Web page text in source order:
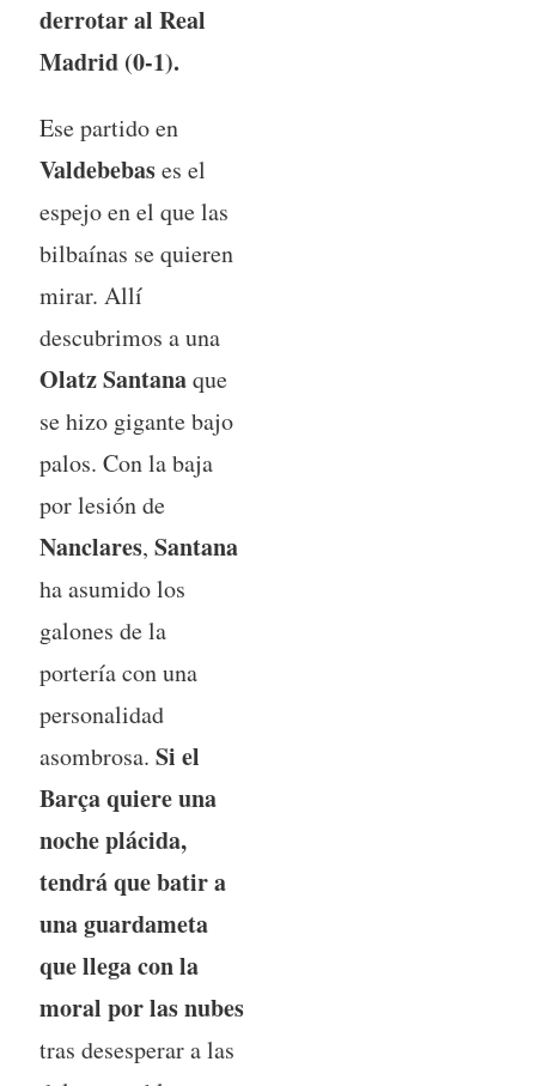
derrotar al Real
Madrid (0-1).
Ese partido en
Valdebebases el
espejo en el que las
bilbaínas se quieren
mirar. Allí
descubrimos a una
Olatz Santanaque
se hizo gigante bajo
palos. Con la baja
por lesión de
Nanclares, Santana
ha asumido los
galones de la
portería con una
personalidad
asombrosa. Si el
Barça quiere una
noche plácida,
tendrá que batir a
una guardameta
que llega con la
moral por las nubes
tras desesperar a las